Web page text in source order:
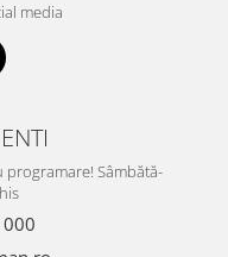
media
programare! Sâmbătă-